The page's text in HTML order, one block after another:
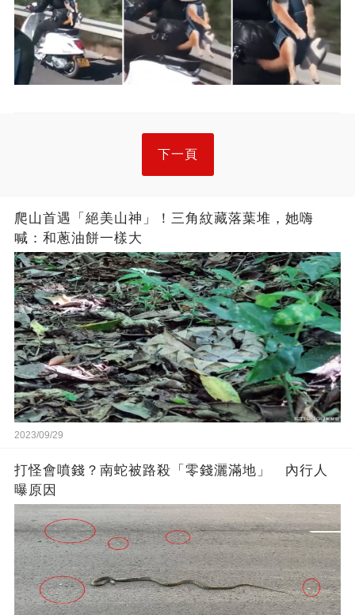
下一頁
爬山首遇「絕美山神」！三角紋藏落葉堆，她嗨
喊：和蔥油餅一樣大
2023/09/29
打怪會噴錢？南蛇被路殺「零錢灑滿地」 內行人
曝原因